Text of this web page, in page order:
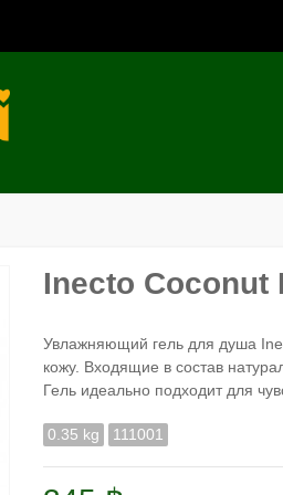
Inecto Coconut
Увлажняющий гель для душа
кожу. Входящие в состав
Гель идеально подходит для
0.35 kg 111001